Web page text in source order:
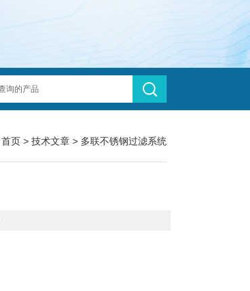
首页 > 技术文章 > 多联不锈钢过滤系统